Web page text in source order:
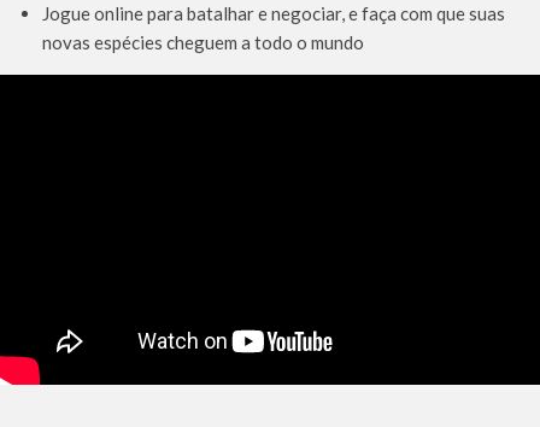
Jogue online para batalhar e negociar, e faça com que suas
novas espécies cheguem a todo o mundo